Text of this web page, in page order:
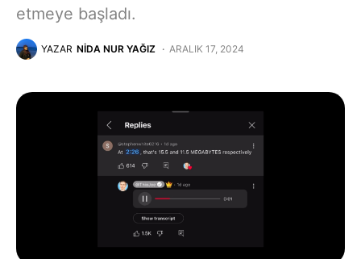
etmeye başladı.
YAZAR NIDA NUR YAĞIZ ARALIK 17, 2024